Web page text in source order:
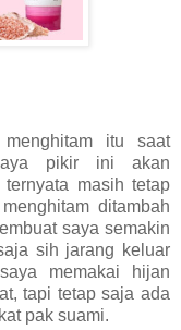
itu saat
pikir ini akan
masih tetap
ditambah
saya semakin
sih jarang keluar
memakai hijan
tapi tetap saja ada
pak suami.